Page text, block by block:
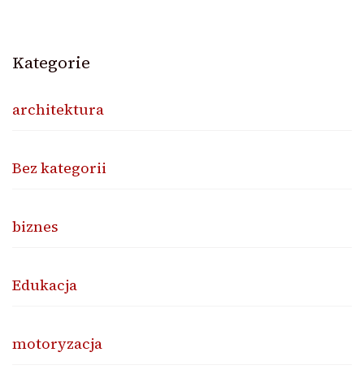
Kategorie
architektura
Bez kategorii
biznes
Edukacja
motoryzacja